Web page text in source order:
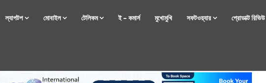
ল্যাপটপ মোবাইল টেলিকম ই – কমার্স মুখোমুখি সফটওয়্যার প্রোডাক্ট রিভিউ